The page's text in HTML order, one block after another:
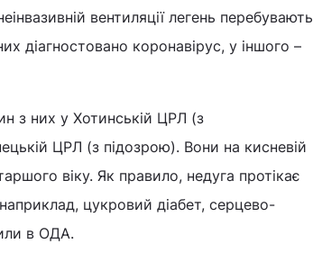
вентиляції легень перебувають
діагностовано коронавірус, у іншого –
з них у Хотинській ЦРЛ (з
ЦРЛ (з підозрою). Вони на кисневій
віку. Як правило, недуга протікає
цукровий діабет, серцево-
в ОДА.